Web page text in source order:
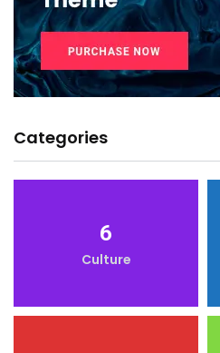
Categories
6
Culture